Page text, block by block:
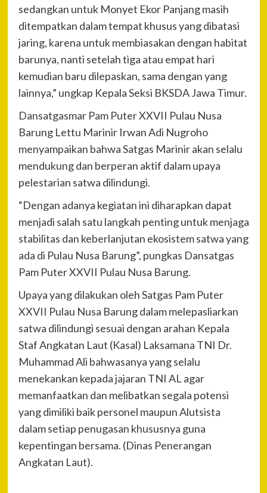
sedangkan untuk Monyet Ekor Panjang masih
ditempatkan dalam tempat khusus yang dibatasi
jaring, karena untuk membiasakan dengan habitat
barunya, nanti setelah tiga atau empat hari
kemudian baru dilepaskan, sama dengan yang
lainnya,” ungkap Kepala Seksi BKSDA Jawa Timur.
Dansatgasmar Pam Puter XXVII Pulau Nusa
Barung Lettu Marinir Irwan Adi Nugroho
menyampaikan bahwa Satgas Marinir akan selalu
mendukung dan berperan aktif dalam upaya
pelestarian satwa dilindungi.
“Dengan adanya kegiatan ini diharapkan dapat
menjadi salah satu langkah penting untuk menjaga
stabilitas dan keberlanjutan ekosistem satwa yang
ada di Pulau Nusa Barung”, pungkas Dansatgas
Pam Puter XXVII Pulau Nusa Barung.
Upaya yang dilakukan oleh Satgas Pam Puter
XXVII Pulau Nusa Barung dalam melepasliarkan
satwa dilindungi sesuai dengan arahan Kepala
Staf Angkatan Laut (Kasal) Laksamana TNI Dr.
Muhammad Ali bahwasanya yang selalu
menekankan kepada jajaran TNI AL agar
memanfaatkan dan melibatkan segala potensi
yang dimiliki baik personel maupun Alutsista
dalam setiap penugasan khususnya guna
kepentingan bersama. (Dinas Penerangan
Angkatan Laut).